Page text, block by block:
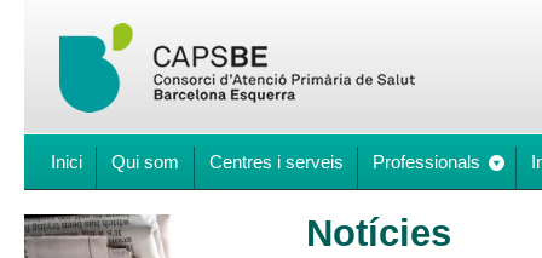
Inici Qui som Centres i serveis Professionals
Notícies